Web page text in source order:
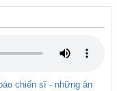
chiến sĩ - những ân